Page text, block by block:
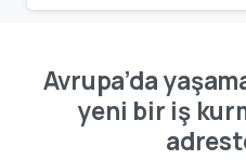
Avrupa’da
yeni bir iş